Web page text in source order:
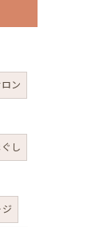
ン
し